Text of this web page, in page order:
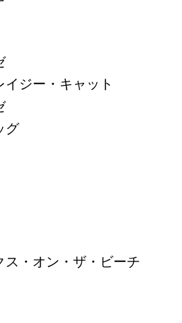
ジー・キャット
グ
ス・オン・ザ・ビーチ